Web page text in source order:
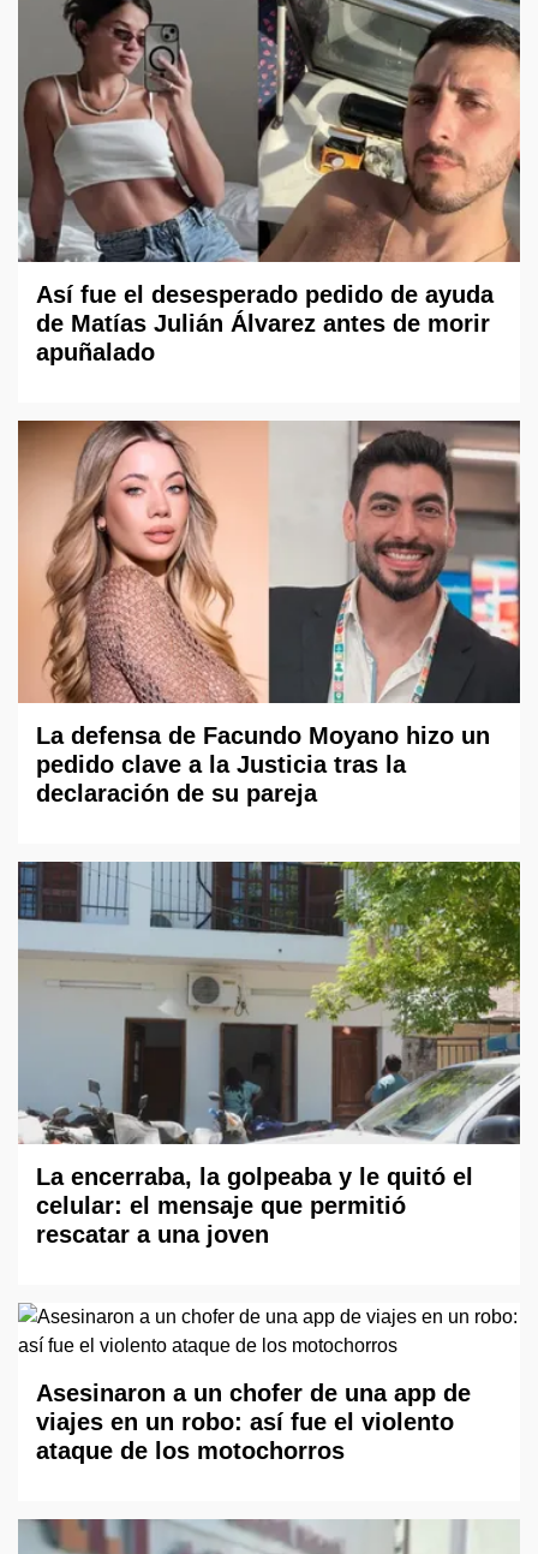
Así fue el desesperado pedido de ayuda
de Matías Julián Álvarez antes de morir
apuñalado
La defensa de Facundo Moyano hizo un
pedido clave a la Justicia tras la
declaración de su pareja
La encerraba, la golpeaba y le quitó el
celular: el mensaje que permitió
rescatar a una joven
Asesinaron a un chofer de una app de
viajes en un robo: así fue el violento
ataque de los motochorros